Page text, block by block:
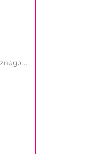
Naznaczony: Wyjście z mrocznego wymiaru